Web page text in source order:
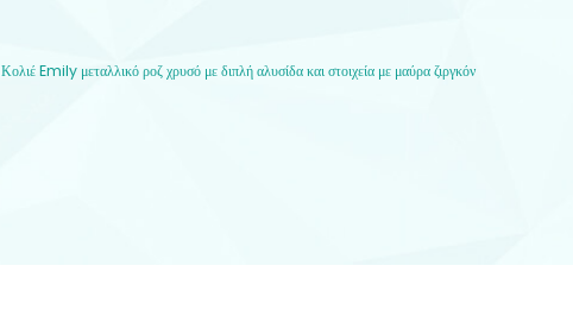
Κολιέ Emily μεταλλικό ροζ χρυσό με διπλή αλυσίδα και στοιχεία με μαύρα ζιργκόν